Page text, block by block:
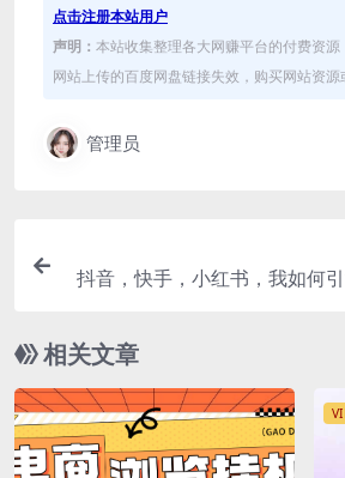
点击注册本站用户
声明： 本站收集整理各大网赚平台的付费资
网站上传的百度网盘链接失效，购买网站资
管理员
抖音，快手，小红书，我如何
相关文章